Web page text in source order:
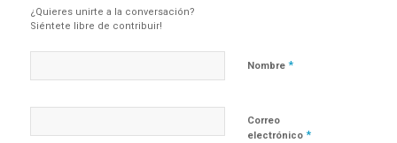
¿Quieres unirte a la conversación?
Siéntete libre de contribuir!
Nombre *
Correo
electrónico *